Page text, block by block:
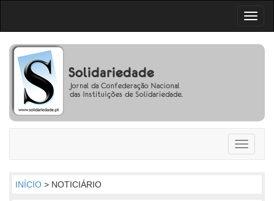
Toggle
INÍCIO > NOTICIÁRIO